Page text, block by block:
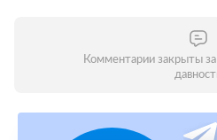
Комментарии закрыты